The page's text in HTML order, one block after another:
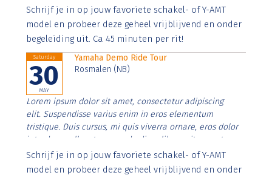
Aenean faucibus nibh et justo cursus id rutrum lorem
imperdiet. Nunc ut sem vitae risus tristique posuere.
Schrijf je in op jouw favoriete schakel- of Y-AMT
model en probeer deze geheel vrijblijvend en onder
begeleiding uit. Ca 45 minuten per rit!
Saturday
30
MAY
Yamaha Demo Ride Tour
Rosmalen (NB)
Lorem ipsum dolor sit amet, consectetur adipiscing
elit. Suspendisse varius enim in eros elementum
tristique. Duis cursus, mi quis viverra ornare, eros dolor
interdum nulla, ut commodo diam libero vitae erat.
Aenean faucibus nibh et justo cursus id rutrum lorem
imperdiet. Nunc ut sem vitae risus tristique posuere.
Schrijf je in op jouw favoriete schakel- of Y-AMT
model en probeer deze geheel vrijblijvend en onder